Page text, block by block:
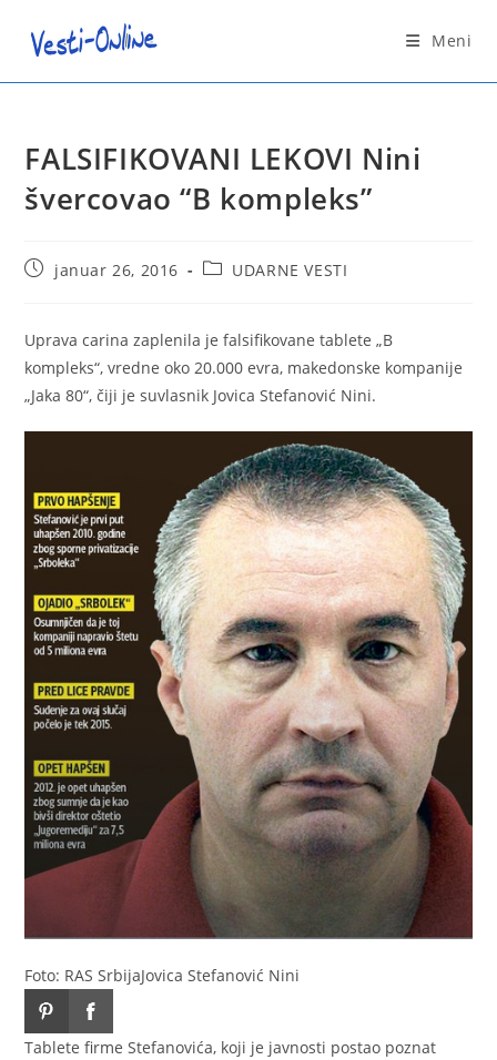
Meni
FALSIFIKOVANI LEKOVI Nini
švercovao “B kompleks”
Postjanuar 26, 2016
PostUDARNE VESTI
Uprava carina zaplenila je falsifikovane tablete „B
kompleks“, vredne oko 20.000 evra, makedonske kompanije
„Jaka 80“, čiji je suvlasnik Jovica Stefanović Nini.
Foto: RAS SrbijaJovica Stefanović Nini
Tablete firme Stefanovića, koji je javnosti postao poznat